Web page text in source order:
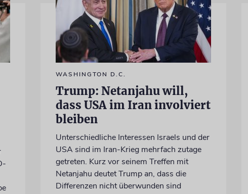
WASHINGTON D.C.
Trump: Netanjahu will,
dass USA im Iran involviert
bleiben
Unterschiedliche Interessen Israels und der
USA sind im Iran-Krieg mehrfach zutage
getreten. Kurz vor seinem Treffen mit
Netanjahu deutet Trump an, dass die
Differenzen nicht überwunden sind